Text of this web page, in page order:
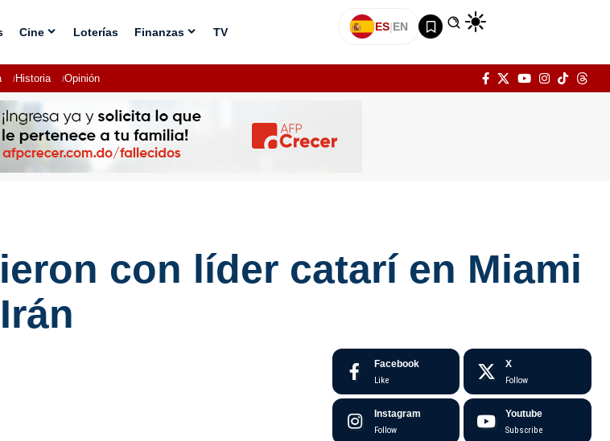
Cine Loterías Finanzas TV ES|EN
Historia Opinión
con líder catarí en Miami
Facebook
Like
X
Follow
Instagram
Follow
Youtube
Subscribe